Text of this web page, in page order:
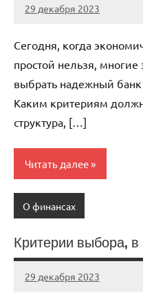
29 декабря 2023
autotravel03
Нет
Сегодня, когда
простой нельзя,
выбрать надежный
Каким критериям
структура, […]
Читать далее
О финансах
Критерии выбора, в
29 декабря 2023
autotravel03
Нет